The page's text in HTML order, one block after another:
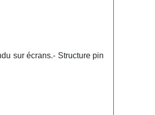
sur écrans.- Structure pin